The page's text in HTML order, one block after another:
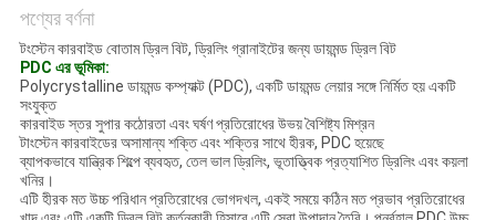
পণ্যের বর্ণনা
টংস্টেন কারবাইড বোতাম ড্রিল বিট, ড্রিলিং গ্রানাইটের জন্য ডায়মন্ড ড্রিল বিট
PDC এর ভূমিকা:
Polycrystalline ডায়মন্ড কম্প্যাক্ট (PDC), একটি ডায়মন্ড লেয়ার সঙ্গে নির্মিত হয় একটি
সংযুক্ত
কারবাইড স্তর সুপার কঠোরতা এবং ঘর্ষণ প্রতিরোধের উভয় বৈশিষ্ট্য মিশ্রন
টাংস্টেন কারবাইডের অসামান্য শক্তি এবং শক্তির সাথে হীরক, PDC হয়েছে
ব্যাপকভাবে যান্ত্রিক শিল্পে ব্যবহৃত, তেল ভাল ড্রিলিং, ভূতাত্ত্বিক প্রত্যাশিত ড্রিলিং এবং কয়লা
খনির।
এটি হীরক মত উচ্চ পরিধান প্রতিরোধের ভোগদখল, একই সময়ে কঠিন মত প্রভাব প্রতিরোধের